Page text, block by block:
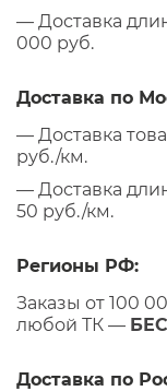
— Доставка
000 руб.
Доставка по
— Доставка
руб./км.
— Доставка
50 руб./км.
Регионы РФ:
Заказы от 100
любой ТК —
Доставка по